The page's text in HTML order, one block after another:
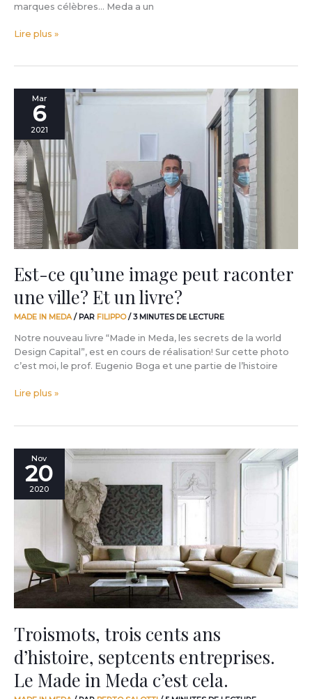
marques célèbres… Meda a un
Lire plus »
Mar
6
2021
Est-ce qu’une image peut raconter
une ville? Et un livre?
MADE IN MEDA/ PAR FILIPPO/3 MINUTES DE LECTURE
Notre nouveau livre “Made in Meda, les secrets de la world
Design Capital”, est en cours de réalisation! Sur cette photo
c’est moi, le prof. Eugenio Boga et une partie de l’histoire
qu’une
peut
raconter
une
ville?
Et
un
livre?
Lire plus »
Nov
20
2020
Troismots, trois cents ans
d’histoire, septcents entreprises.
Le Made in Meda c’est cela.
Troismots,
trois
cents
Le
Made
Meda
c’est